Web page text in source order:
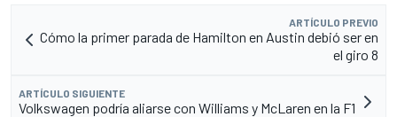
ARTÍCULO PREVIO
Cómo la primer parada de Hamilton en Austin debió ser en
el giro 8
ARTÍCULO SIGUIENTE
Volkswagen podría aliarse con Williams y McLaren en la F1